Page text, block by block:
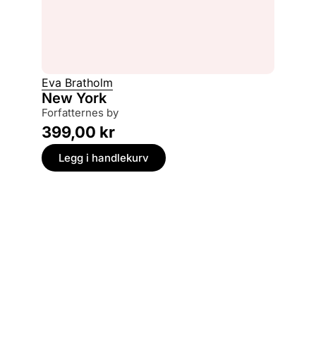
Eva Bratholm
New York
forfatternes by
399,00 kr
Legg i handlekurv